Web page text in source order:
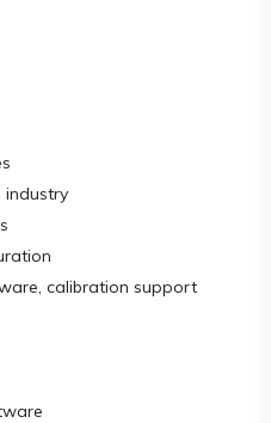
industry
calibration support